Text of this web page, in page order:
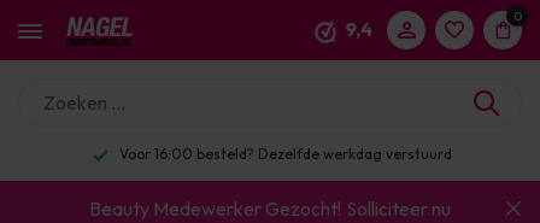
9,4
0
Voor 16:00 besteld? Dezelfde werkdag verstuurd
Beauty Medewerker Gezocht! Solliciteer nu